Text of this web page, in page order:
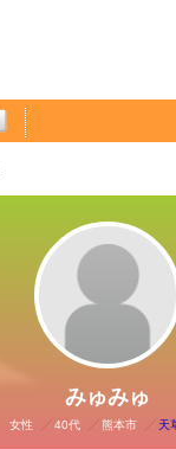
みゅみゅ
女性 40代 熊本市 天